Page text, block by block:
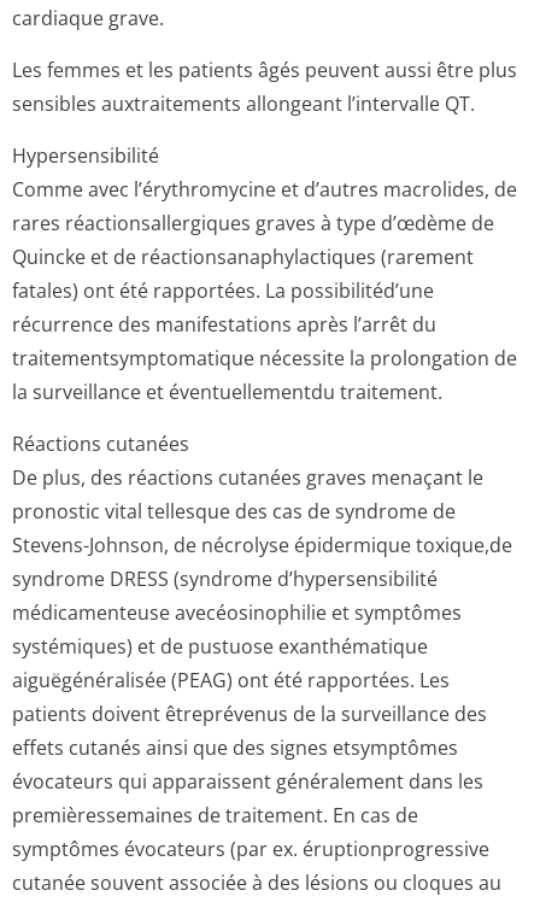
cardiaque grave.
Les femmes et les patients âgés peuvent aussi être plus
sensibles auxtraitements allongeant l’intervalle QT.
Hypersensibilité
Comme avec l’érythromycine et d’autres macrolides, de
rares réactionsaller­giques graves à type d’œdème de
Quincke et de réactionsanap­hylactiques (rarement
fatales) ont été rapportées. La possibilitéd’une
récurrence des manifestations après l’arrêt du
traitementsym­ptomatique nécessite la prolongation de
la surveillance et éventuellementdu traitement.
Réactions cutanées
De plus, des réactions cutanées graves menaçant le
pronostic vital tellesque des cas de syndrome de
Stevens-Johnson, de nécrolyse épidermique toxique,de
syndrome DRESS (syndrome d’hypersensibilité
médicamenteuse avecéosinophilie et symptômes
systémiques) et de pustuose exanthématique
aiguëgénéralisée (PEAG) ont été rapportées. Les
patients doivent êtreprévenus de la surveillance des
effets cutanés ainsi que des signes etsymptômes
évocateurs qui apparaissent généralement dans les
premièressemaines de traitement. En cas de
symptômes évocateurs (par ex. éruptionprogressive
cutanée souvent associée à des lésions ou cloques au